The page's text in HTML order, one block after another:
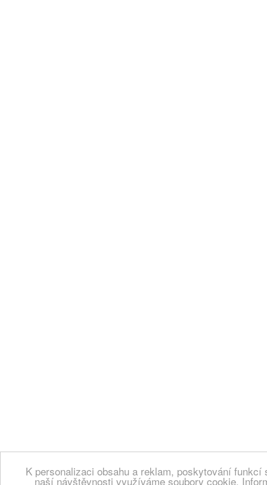
K personalizaci obsahu a reklam, poskytování
naší návštěvnosti využíváme soubory cookie.